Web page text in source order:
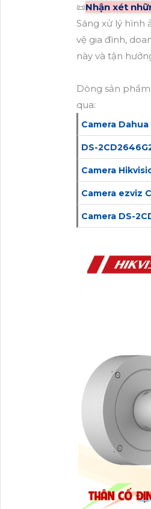
📜Nhận xét
Sáng xử lý hình
vệ gia đình,
này và tận
Dòng sản
qua:
Camera Dahua
DS-
Camera
Camera ezviz
Camera DS-